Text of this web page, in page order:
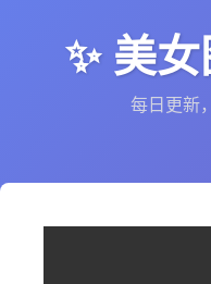
✨ 美
每日更新